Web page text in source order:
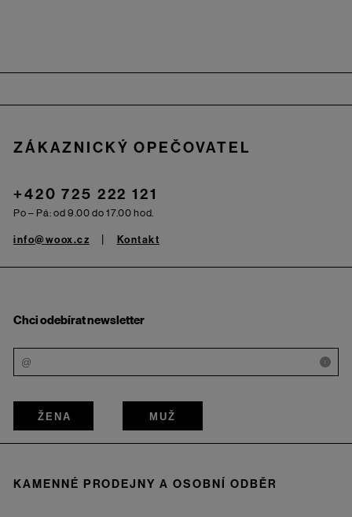
ZÁKAZNICKÝ OPEČOVATEL
+420 725 222 121
Po – Pá: od 9.00 do 17.00 hod.
info@woox.cz Kontakt
Chci odebírat newsletter
i
ŽENA MUŽ
KAMENNÉ PRODEJNY A OSOBNÍ ODBĚR